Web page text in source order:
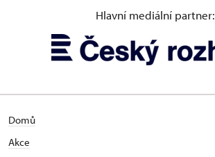
Hlavní mediální partner:
Domů
Akce